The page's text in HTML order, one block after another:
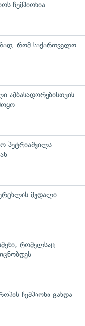
ჩემპიონია
რომ საქართველო
ამბასადორებისთვის
პეტრიაშვილს
მედალი
რომელსაც
ჩემპიონი გახდა